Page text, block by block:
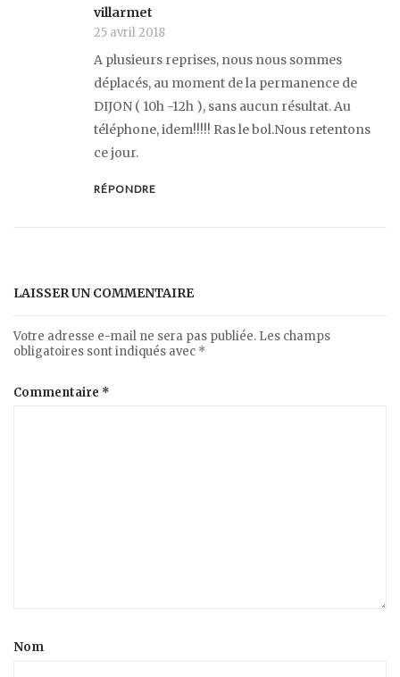
villarmet
25 avril 2018
A plusieurs reprises, nous nous sommes
déplacés, au moment de la permanence de
DIJON ( 10h -12h ), sans aucun résultat. Au
téléphone, idem!!!!! Ras le bol.Nous retentons
ce jour.
RÉPONDRE
LAISSER UN COMMENTAIRE
Votre adresse e-mail ne sera pas publiée. Les champs
obligatoires sont indiqués avec *
Commentaire *
Nom